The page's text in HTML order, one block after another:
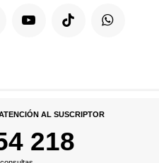
AL SUSCRIPTOR
218